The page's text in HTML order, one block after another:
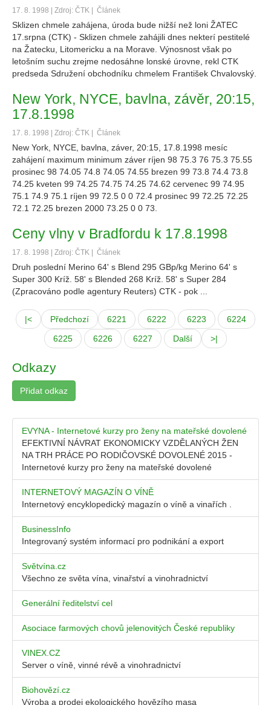
17. 8. 1998 | Zdroj: ČTK | Článek
Sklizen chmele zahájena, úroda bude nižší než loni ŽATEC
17.srpna (CTK) - Sklizen chmele zahájili dnes nekterí pestitelé
na Žatecku, Litomericku a na Morave. Výnosnost však po
letošním suchu zrejme nedosáhne lonské úrovne, rekl CTK
predseda Sdružení obchodníku chmelem František Chvalovský.
New York, NYCE, bavlna, závěr, 20:15,
17.8.1998
17. 8. 1998 | Zdroj: ČTK | Článek
New York, NYCE, bavlna, záver, 20:15, 17.8.1998 mesíc
zahájení maximum minimum záver ríjen 98 75.3 76 75.3 75.55
prosinec 98 74.05 74.8 74.05 74.55 brezen 99 73.8 74.4 73.8
74.25 kveten 99 74.25 74.75 74.25 74.62 cervenec 99 74.95
75.1 74.9 75.1 ríjen 99 72.5 0 0 72.4 prosinec 99 72.25 72.25
72.1 72.25 brezen 2000 73.25 0 0 73.
Ceny vlny v Bradfordu k 17.8.1998
17. 8. 1998 | Zdroj: ČTK | Článek
Druh poslední Merino 64' s Blend 295 GBp/kg Merino 64' s
Super 300 Kríž. 58' s Blended 268 Kríž. 58' s Super 284
(Zpracováno podle agentury Reuters) CTK - pok ...
|< Předchozí 6221 6222 6223
6224
6225
6226 6227 Další >|
Odkazy
Přidat odkaz
EVYNA - Internetové kurzy pro ženy na mateřské dovolené
EFEKTIVNÍ NÁVRAT EKONOMICKY VZDĚLANÝCH ŽEN
NA TRH PRÁCE PO RODIČOVSKÉ DOVOLENÉ 2015 -
Internetové kurzy pro ženy na mateřské dovolené
INTERNETOVÝ MAGAZÍN O VÍNĚ
Internetový encyklopedický magazín o víně a vinařích .
BusinessInfo
Integrovaný systém informací pro podnikání a export
Světvína.cz
Všechno ze světa vína, vinařství a vinohradnictví
Generální ředitelství cel
Asociace farmových chovů jelenovitých České republiky
VINEX.CZ
Server o víně, vinné révě a vinohradnictví
Biohovězí.cz
Výroba a prodej ekologického hovězího masa